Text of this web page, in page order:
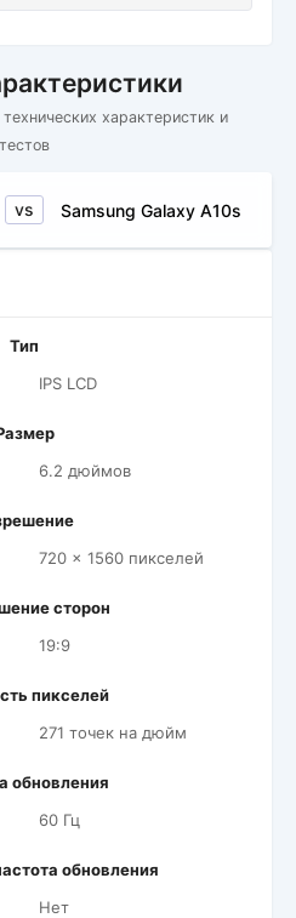
характеристик и
тестов
vs Samsung Galaxy A10s
Тип
IPS LCD
6.2 дюймов
720 x 1560 пикселей
сторон
19:9
пикселей
271 точек на дюйм
обновления
60 Гц
обновления
Нет